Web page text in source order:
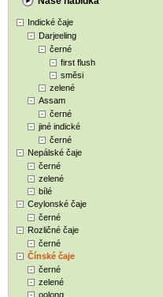
Indické čaje
Darjeeling
černé
first flush
směsi
zelené
Assam
černé
jiné indické
černé
Nepálské čaje
černé
zelené
bílé
Ceylonské čaje
černé
Rozličné čaje
černé
Čínské čaje
černé
zelené
oolong